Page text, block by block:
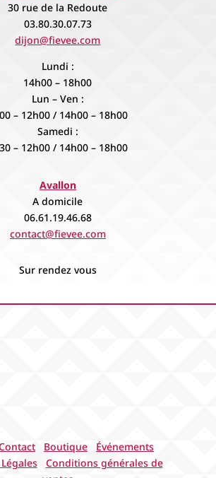
30 rue de la Redoute
03.80.30.07.73
dijon@fievee.com
Lundi :
14h00 – 18h00
Lun – Ven :
– 12h00 / 14h00 – 18h00
Samedi :
– 12h00 / 14h00 – 18h00
Avallon
A domicile
06.61.19.46.68
contact@fievee.com
Sur rendez vous
Boutique
Événements
Conditions générales de